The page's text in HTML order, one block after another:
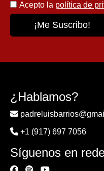
Acepto la política de
¿Hablamos?
+1 (917) 697 7056
Síguenos en